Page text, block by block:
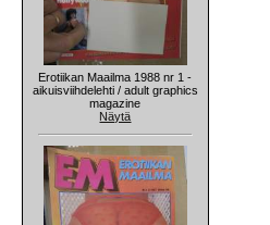
Erotiikan Maailma 1988 nr 1 -
aikuisviihdelehti / adult graphics
magazine
Näytä